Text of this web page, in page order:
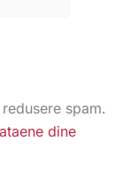
spam.
dine